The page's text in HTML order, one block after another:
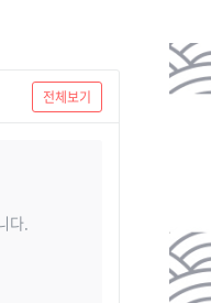
전체보기
다.